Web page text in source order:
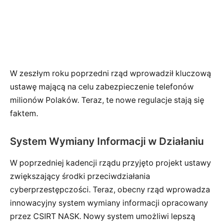
W zeszłym roku poprzedni rząd wprowadził kluczową
ustawę mającą na celu zabezpieczenie telefonów
milionów Polaków. Teraz, te nowe regulacje stają się
faktem.
System Wymiany Informacji w Działaniu
W poprzedniej kadencji rządu przyjęto projekt ustawy
zwiększający środki przeciwdziałania
cyberprzestępczości. Teraz, obecny rząd wprowadza
innowacyjny system wymiany informacji opracowany
przez CSIRT NASK. Nowy system umożliwi lepszą